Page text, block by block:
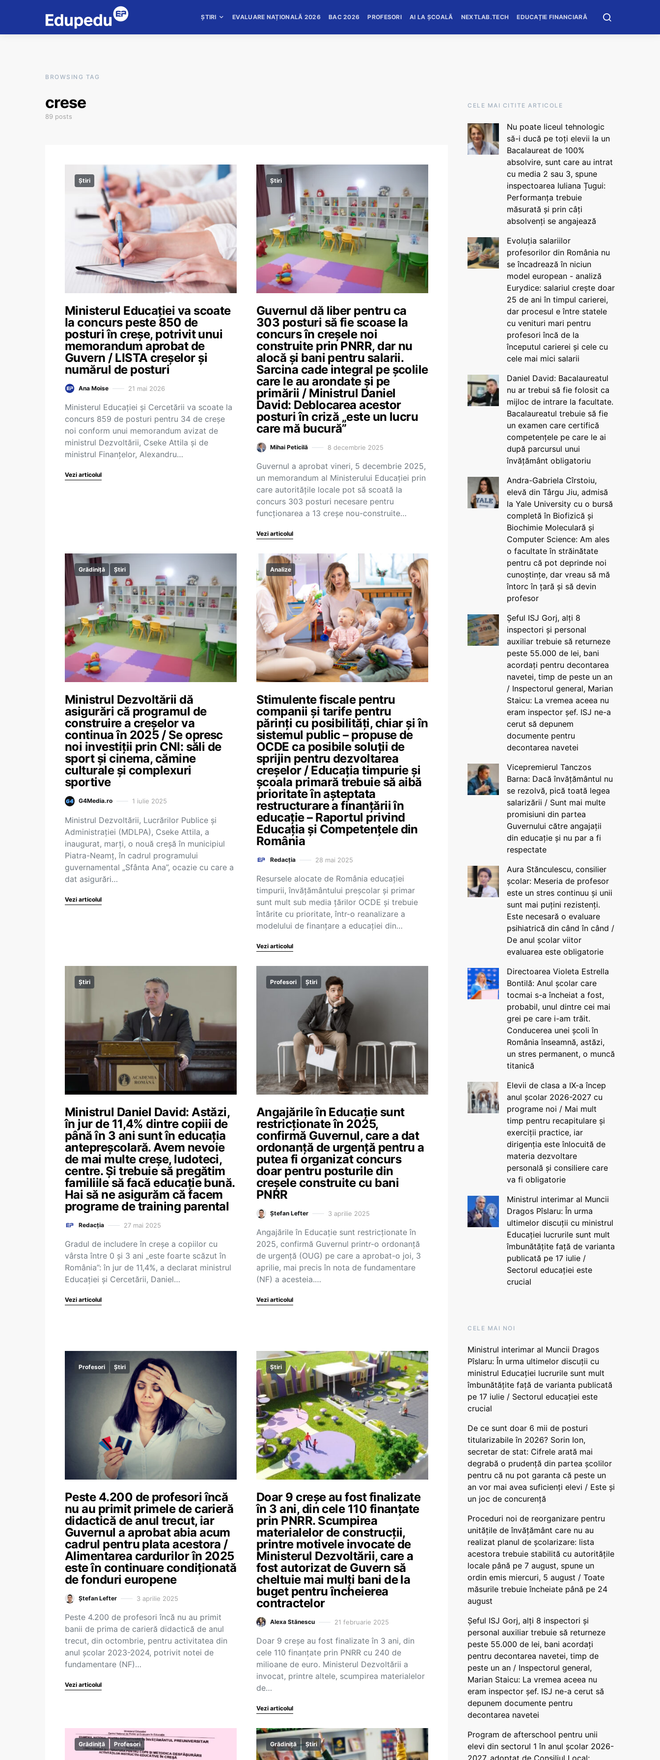
ȘTIRI EVALUARE NAȚIONALĂ 2026 BAC 2026 PROFESORI AI LA ȘCOALĂ NEXTLAB.TECH EDUCAȚIE FINANCIARĂ
BROWSING TAG
crese
89 posts
Știri
Ministerul Educației va scoate
la concurs peste 850 de
posturi în creșe, potrivit unui
memorandum aprobat de
Guvern / LISTA creșelor și
numărul de posturi
Ana Moise 21 mai 2026
Ministerul Educației și Cercetării va scoate la
concurs 859 de posturi pentru 34 de creșe
noi conform unui memorandum avizat de
ministrul Dezvoltării, Cseke Attila și de
ministrul Finanțelor, Alexandru…
Vezi articolul
Știri
Guvernul dă liber pentru ca
303 posturi să fie scoase la
concurs în creșele noi
construite prin PNRR, dar nu
alocă și bani pentru salarii.
Sarcina cade integral pe școlile
care le au arondate și pe
primării / Ministrul Daniel
David: Deblocarea acestor
posturi în criză „este un lucru
care mă bucură”
Mihai Peticilă 8 decembrie 2025
Guvernul a aprobat vineri, 5 decembrie 2025,
un memorandum al Ministerului Educației prin
care autoritățile locale pot să scoată la
concurs 303 posturi necesare pentru
funcționarea a 13 creșe nou-construite…
Vezi articolul
Grădiniță Știri
Ministrul Dezvoltării dă
asigurări că programul de
construire a creșelor va
continua în 2025 / Se opresc
noi investiții prin CNI: săli de
sport și cinema, cămine
culturale și complexuri
sportive
G4Media.ro 1 iulie 2025
Ministrul Dezvoltării, Lucrărilor Publice şi
Administraţiei (MDLPA), Cseke Attila, a
inaugurat, marţi, o nouă creşă în municipiul
Piatra-Neamţ, în cadrul programului
guvernamental „Sfânta Ana”, ocazie cu care a
dat asigurări…
Vezi articolul
Analize
Stimulente fiscale pentru
companii și tarife pentru
părinți cu posibilități, chiar și în
sistemul public – propuse de
OCDE ca posibile soluții de
sprijin pentru dezvoltarea
creșelor / Educația timpurie și
școala primară trebuie să aibă
prioritate în așteptata
restructurare a finanțării în
educație – Raportul privind
Educația și Competențele din
România
Redacția 28 mai 2025
Resursele alocate de România educației
timpurii, învățământului preșcolar și primar
sunt mult sub media țărilor OCDE și trebuie
întărite cu prioritate, într-o reanalizare a
modelului de finanțare a educației din…
Vezi articolul
Știri
Ministrul Daniel David: Astăzi,
în jur de 11,4% dintre copiii de
până în 3 ani sunt în educația
antepreșcolară. Avem nevoie
de mai multe creșe, ludoteci,
centre. Și trebuie să pregătim
familiile să facă educație bună.
Hai să ne asigurăm că facem
programe de training parental
Redacția 27 mai 2025
Gradul de includere în creșe a copiilor cu
vârsta între 0 și 3 ani „este foarte scăzut în
România”: în jur de 11,4%, a declarat ministrul
Educației și Cercetării, Daniel…
Vezi articolul
Profesori Știri
Angajările în Educație sunt
restricționate în 2025,
confirmă Guvernul, care a dat
ordonanță de urgență pentru a
putea fi organizat concurs
doar pentru posturile din
creșele construite cu bani
PNRR
Ștefan Lefter 3 aprilie 2025
Angajările în Educație sunt restricționate în
2025, confirmă Guvernul printr-o ordonanță
de urgență (OUG) pe care a aprobat-o joi, 3
aprilie, mai precis în nota de fundamentare
(NF) a acesteia.…
Vezi articolul
Profesori Știri
Peste 4.200 de profesori încă
nu au primit primele de carieră
didactică de anul trecut, iar
Guvernul a aprobat abia acum
cadrul pentru plata acestora /
Alimentarea cardurilor în 2025
este în continuare condiționată
de fonduri europene
Ștefan Lefter 3 aprilie 2025
Peste 4.200 de profesori încă nu au primit
banii de prima de carieră didactică de anul
trecut, din octombrie, pentru activitatea din
anul școlar 2023-2024, potrivit notei de
fundamentare (NF)…
Vezi articolul
Știri
Doar 9 creșe au fost finalizate
în 3 ani, din cele 110 finanțate
prin PNRR. Scumpirea
materialelor de construcții,
printre motivele invocate de
Ministerul Dezvoltării, care a
fost autorizat de Guvern să
cheltuie mai mulți bani de la
buget pentru încheierea
contractelor
Alexa Stănescu 21 februarie 2025
Doar 9 creșe au fost finalizate în 3 ani, din
cele 110 finanțate prin PNRR cu 240 de
milioane de euro. Ministerul Dezvoltării a
invocat, printre altele, scumpirea materialelor
de…
Vezi articolul
Grădiniță Profesori Grădiniță Știri
CELE MAI CITITE ARTICOLE
Nu poate liceul tehnologic
să-i ducă pe toți elevii la un
Bacalaureat de 100%
absolvire, sunt care au intrat
cu media 2 sau 3, spune
inspectoarea Iuliana Țugui:
Performanța trebuie
măsurată și prin câți
absolvenți se angajează
Evoluția salariilor
profesorilor din România nu
se încadrează în niciun
model european - analiză
Eurydice: salariul crește doar
25 de ani în timpul carierei,
dar procesul e între statele
cu venituri mari pentru
profesori încă de la
începutul carierei și cele cu
cele mai mici salarii
Daniel David: Bacalaureatul
nu ar trebui să fie folosit ca
mijloc de intrare la facultate.
Bacalaureatul trebuie să fie
un examen care certifică
competențele pe care le ai
după parcursul unui
învățământ obligatoriu
Andra-Gabriela Cîrstoiu,
elevă din Târgu Jiu, admisă
la Yale University cu o bursă
completă în Biofizică și
Biochimie Moleculară și
Computer Science: Am ales
o facultate în străinătate
pentru că pot deprinde noi
cunoștințe, dar vreau să mă
întorc în țară și să devin
profesor
Șeful ISJ Gorj, alți 8
inspectori și personal
auxiliar trebuie să returneze
peste 55.000 de lei, bani
acordați pentru decontarea
navetei, timp de peste un an
/ Inspectorul general, Marian
Staicu: La vremea aceea nu
eram inspector șef. ISJ ne-a
cerut să depunem
documente pentru
decontarea navetei
Vicepremierul Tanczos
Barna: Dacă învățământul nu
se rezolvă, pică toată legea
salarizării / Sunt mai multe
promisiuni din partea
Guvernului către angajații
din educație și nu par a fi
respectate
Aura Stănculescu, consilier
școlar: Meseria de profesor
este un stres continuu și unii
sunt mai puțini rezistenți.
Este necesară o evaluare
psihiatrică din când în când /
De anul școlar viitor
evaluarea este obligatorie
Directoarea Violeta Estrella
Bontilă: Anul școlar care
tocmai s-a încheiat a fost,
probabil, unul dintre cei mai
grei pe care i-am trăit.
Conducerea unei școli în
România înseamnă, astăzi,
un stres permanent, o muncă
titanică
Elevii de clasa a IX-a încep
anul școlar 2026-2027 cu
programe noi / Mai mult
timp pentru recapitulare și
exerciții practice, iar
dirigenția este înlocuită de
materia dezvoltare
personală și consiliere care
va fi obligatorie
Ministrul interimar al Muncii
Dragos Pîslaru: În urma
ultimelor discuții cu ministrul
Educației lucrurile sunt mult
îmbunătățite față de varianta
publicată pe 17 iulie /
Sectorul educației este
crucial
CELE MAI NOI
Ministrul interimar al Muncii Dragos
Pîslaru: În urma ultimelor discuții cu
ministrul Educației lucrurile sunt mult
îmbunătățite față de varianta publicată
pe 17 iulie / Sectorul educației este
crucial
De ce sunt doar 6 mii de posturi
titularizabile în 2026? Sorin Ion,
secretar de stat: Cifrele arată mai
degrabă o prudență din partea școlilor
pentru că nu pot garanta că peste un
an vor mai avea suficienți elevi / Este și
un joc de concurență
Proceduri noi de reorganizare pentru
unitățile de învățământ care nu au
realizat planul de școlarizare: lista
acestora trebuie stabilită cu autoritățile
locale până pe 7 august, spune un
ordin emis miercuri, 5 august / Toate
măsurile trebuie încheiate până pe 24
august
Șeful ISJ Gorj, alți 8 inspectori și
personal auxiliar trebuie să returneze
peste 55.000 de lei, bani acordați
pentru decontarea navetei, timp de
peste un an / Inspectorul general,
Marian Staicu: La vremea aceea nu
eram inspector șef. ISJ ne-a cerut să
depunem documente pentru
decontarea navetei
Program de afterschool pentru unii
elevi din sectorul 1 în anul școlar 2026-
2027, adoptat de Consiliul Local: